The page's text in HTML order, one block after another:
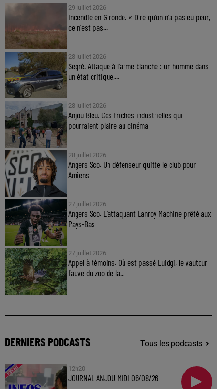
29 juillet 2026
Incendie en Gironde. « Dire qu'on n'a pas eu peur,
ce n'est pas...
28 juillet 2026
Segré. Attaque à l'arme blanche : un homme dans
un état critique,...
28 juillet 2026
Anjou Bleu. Ces friches industrielles qui
pourraient plaire au cinéma
28 juillet 2026
Angers Sco. Un défenseur quitte le club pour
Amiens
27 juillet 2026
Angers Sco. L'attaquant Lanroy Machine prêté aux
Pays-Bas
27 juillet 2026
Appel à témoins. Où est passé Luidgi, le vautour
fauve du zoo de la...
DERNIERS PODCASTS Tous les podcasts
12h20
JOURNAL ANJOU MIDI 06/08/26